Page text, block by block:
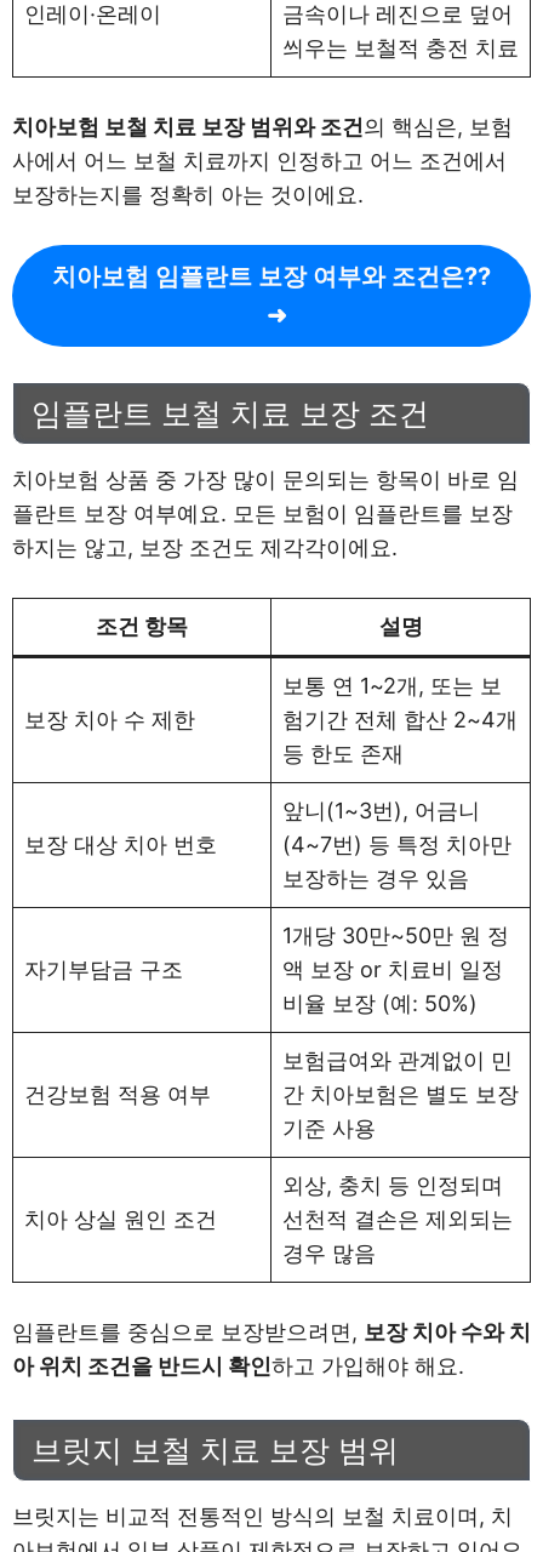
인레이·온레이
금속이나 레진으로 덮어
씌우는 보철적 충전 치료
치아보험 보철 치료 보장 범위와 조건의 핵심은, 보험
사에서 어느 보철 치료까지 인정하고 어느 조건에서
보장하는지를 정확히 아는 것이에요.
치아보험 임플란트 보장 여부와 조건은??
임플란트 보철 치료 보장 조건
치아보험 상품 중 가장 많이 문의되는 항목이 바로 임
플란트 보장 여부예요. 모든 보험이 임플란트를 보장
하지는 않고, 보장 조건도 제각각이에요.
조건 항목 설명
보장 치아 수 제한
보통 연 1~2개, 또는 보
험기간 전체 합산 2~4개
등 한도 존재
보장 대상 치아 번호
앞니(1~3번), 어금니
(4~7번) 등 특정 치아만
보장하는 경우 있음
자기부담금 구조
1개당 30만~50만 원 정
액 보장 or 치료비 일정
비율 보장 (예: 50%)
건강보험 적용 여부
보험급여와 관계없이 민
간 치아보험은 별도 보장
기준 사용
치아 상실 원인 조건
외상, 충치 등 인정되며
선천적 결손은 제외되는
경우 많음
임플란트를 중심으로 보장받으려면, 보장 치아 수와 치
아 위치 조건을 반드시 확인하고 가입해야 해요.
브릿지 보철 치료 보장 범위
브릿지는 비교적 전통적인 방식의 보철 치료이며, 치